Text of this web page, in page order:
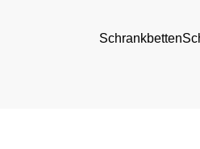
Schrankbetten